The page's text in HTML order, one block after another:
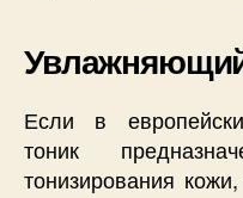
Если в
тоник
тонизирования